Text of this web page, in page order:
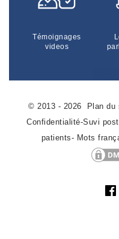
Témoignages
videos
© 2013 - 2026 Plan du
Confidentialité-Suvi
patients- Mots